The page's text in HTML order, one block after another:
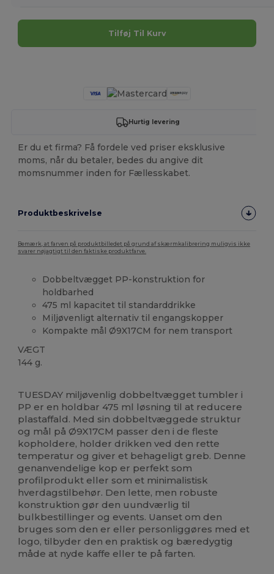
Tilføj Til Kurv
Hurtig levering
Er du et firma? Få fordele ved priser eksklusive
moms, når du betaler, bedes du angive dit
momsnummer inden for Fællesskabet.
Produktbeskrivelse
Bemærk, at farven på produktbilledet på grund af skærmkalibrering muligvis ikke
svarer nøjagtigt til den faktiske produktfarve.
Dobbeltvægget PP-konstruktion for
holdbarhed
475 ml kapacitet til standarddrikke
Miljøvenligt alternativ til engangskopper
Kompakte mål Ø9X17CM for nem transport
VÆGT
144 g.
TUESDAY miljøvenlig dobbeltvægget tumbler i
PP er en holdbar 475 ml løsning til at reducere
plastaffald. Med sin dobbeltvæggede struktur
og mål på Ø9X17CM passer den i de fleste
kopholdere, holder drikken ved den rette
temperatur og giver et behageligt greb. Denne
genanvendelige kop er perfekt som
profilprodukt eller som et minimalistisk
hverdagstilbehør. Den lette, men robuste
konstruktion gør den uundværlig til
bulkbestillinger og events. Uanset om den
bruges som den er eller personliggøres med et
logo, tilbyder den en praktisk og bæredygtig
måde at nyde kaffe eller te på farten.